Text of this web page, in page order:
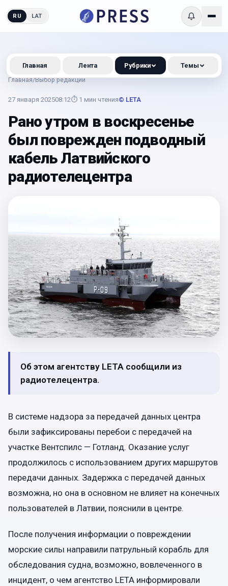
RU LAT
Главная/Выбор редакции
27 января 202508:12⏱ 1 мин чтения© LETA
Рано утром в воскресенье
был поврежден подводный
кабель Латвийского
радиотелецентра
Об этом агентству LETA сообщили из
радиотелецентра.
В системе надзора за передачей данных центра
были зафиксированы перебои с передачей на
участке Вентспилс — Готланд. Оказание услуг
продолжилось с использованием других маршрутов
передачи данных. Задержка с передачей данных
возможна, но она в основном не влияет на конечных
пользователей в Латвии, пояснили в центре.
После получения информации о повреждении
морские силы направили патрульный корабль для
обследования судна, возможно, вовлеченного в
инцидент, о чем агентство LETA информировали
Главная Лента Рубрики Темы